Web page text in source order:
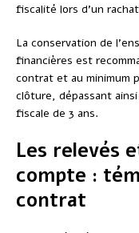
fiscalité lors d’un
La conservation de
financières est
contrat et au minimum
clôture, dépassant
fiscale de 3 ans.
Les relevés
compte :
contrat